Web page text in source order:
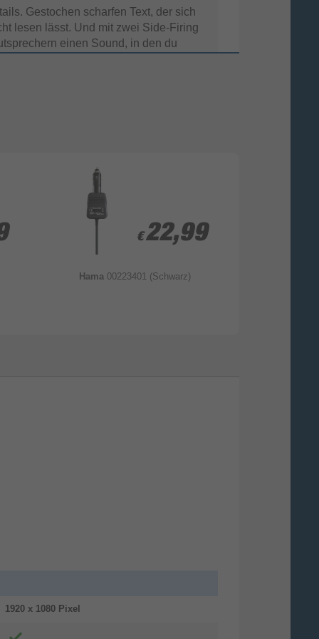
Gestochen scharfen Text, der sich
lesen lässt. Und mit zwei Side-Firing
einen Sound, in den du
€ 22,99
€ 22,99
Hama 00223401 (Schwarz)
1920 x 1080 Pixel